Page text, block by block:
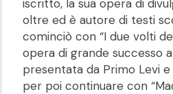
iscritto, la sua opera di
oltre ed è autore di testi
cominciò con “I due volti
opera di grande successo
presentata da Primo Levi
per poi continuare con